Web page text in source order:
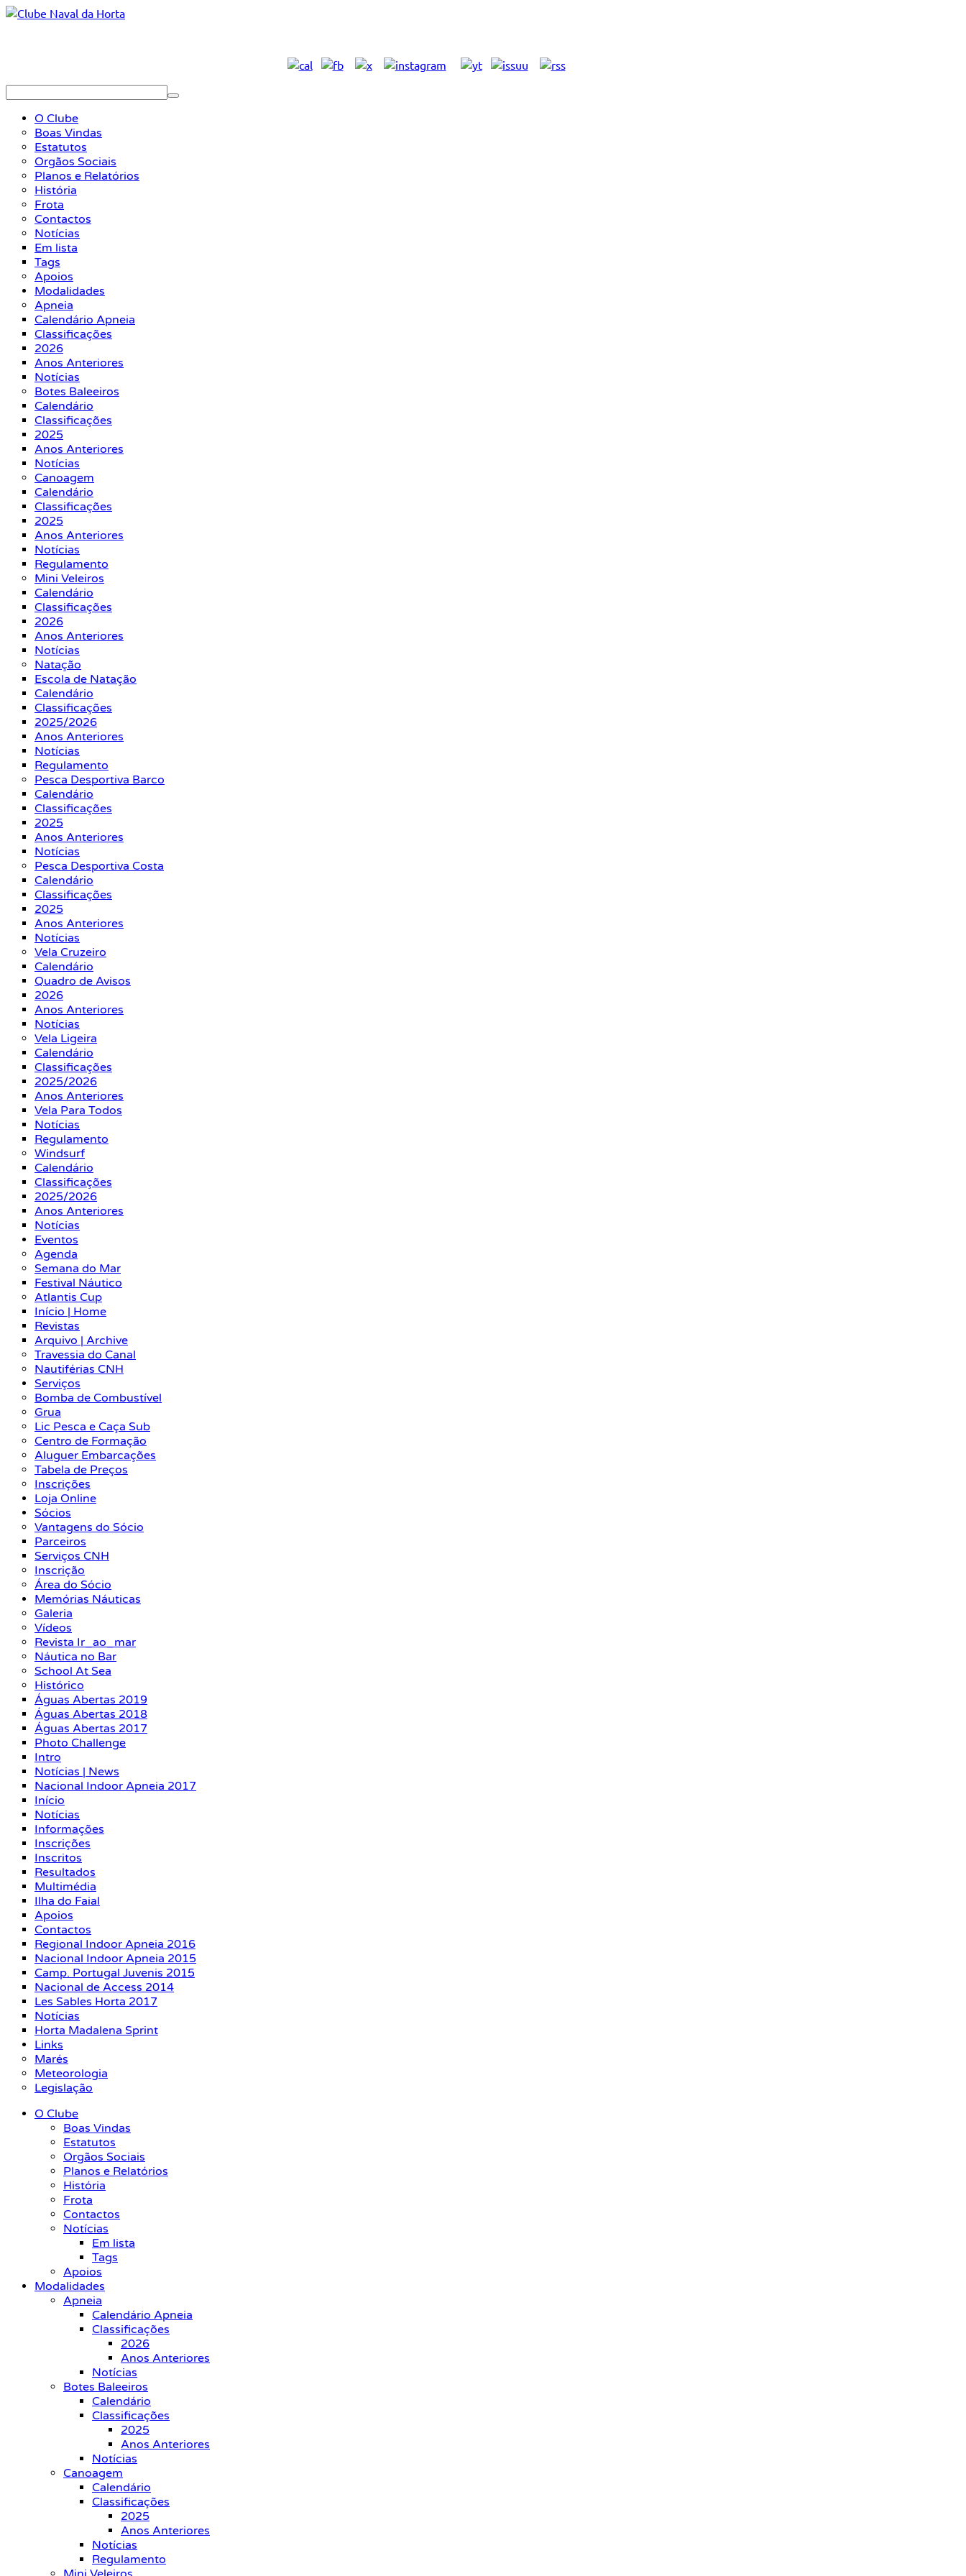
O Clube
Boas Vindas
Estatutos
Orgãos Sociais
Planos e Relatórios
História
Frota
Contactos
Notícias
Em lista
Tags
Apoios
Modalidades
Apneia
Calendário Apneia
Classificações
2026
Anos Anteriores
Notícias
Botes Baleeiros
Calendário
Classificações
2025
Anos Anteriores
Notícias
Canoagem
Calendário
Classificações
2025
Anos Anteriores
Notícias
Regulamento
Mini Veleiros
Calendário
Classificações
2026
Anos Anteriores
Notícias
Natação
Escola de Natação
Calendário
Classificações
2025/2026
Anos Anteriores
Notícias
Regulamento
Pesca Desportiva Barco
Calendário
Classificações
2025
Anos Anteriores
Notícias
Pesca Desportiva Costa
Calendário
Classificações
2025
Anos Anteriores
Notícias
Vela Cruzeiro
Calendário
Quadro de Avisos
2026
Anos Anteriores
Notícias
Vela Ligeira
Calendário
Classificações
2025/2026
Anos Anteriores
Vela Para Todos
Notícias
Regulamento
Windsurf
Calendário
Classificações
2025/2026
Anos Anteriores
Notícias
Eventos
Agenda
Semana do Mar
Festival Náutico
Atlantis Cup
Início | Home
Revistas
Arquivo | Archive
Travessia do Canal
Nautiférias CNH
Serviços
Bomba de Combustível
Grua
Lic Pesca e Caça Sub
Centro de Formação
Aluguer Embarcações
Tabela de Preços
Inscrições
Loja Online
Sócios
Vantagens do Sócio
Parceiros
Serviços CNH
Inscrição
Área do Sócio
Memórias Náuticas
Galeria
Vídeos
Revista Ir_ao_mar
Náutica no Bar
School At Sea
Histórico
Águas Abertas 2019
Águas Abertas 2018
Águas Abertas 2017
Photo Challenge
Intro
Notícias | News
Nacional Indoor Apneia 2017
Início
Notícias
Informações
Inscrições
Inscritos
Resultados
Multimédia
Ilha do Faial
Apoios
Contactos
Regional Indoor Apneia 2016
Nacional Indoor Apneia 2015
Camp. Portugal Juvenis 2015
Nacional de Access 2014
Les Sables Horta 2017
Notícias
Horta Madalena Sprint
Links
Marés
Meteorologia
Legislação
O Clube
Boas Vindas
Estatutos
Orgãos Sociais
Planos e Relatórios
História
Frota
Contactos
Notícias
Em lista
Tags
Apoios
Modalidades
Apneia
Calendário Apneia
Classificações
2026
Anos Anteriores
Notícias
Botes Baleeiros
Calendário
Classificações
2025
Anos Anteriores
Notícias
Canoagem
Calendário
Classificações
2025
Anos Anteriores
Notícias
Regulamento